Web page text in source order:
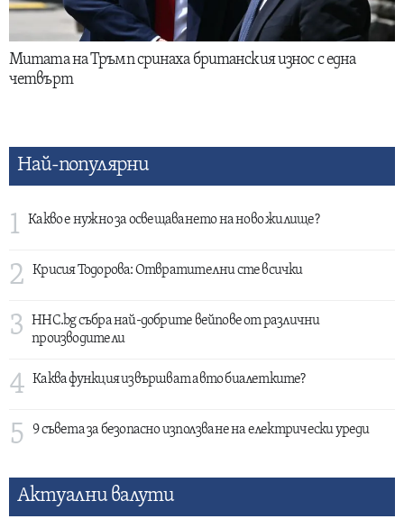
Митата на Тръмп сринаха британския износ с една
четвърт
Най-популярни
1 Какво е нужно за освещаването на ново жилище?
2 Крисия Тодорова: Отвратителни сте всички
3
HHC.bg събра най-добрите вейпове от различни
производители
4 Каква функция извършват авто биалетките?
5 9 съвета за безопасно използване на електрически уреди
Актуални валути